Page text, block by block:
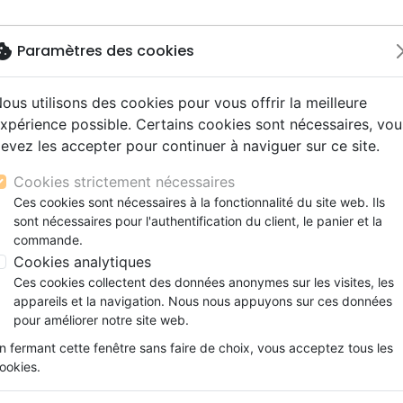
Nouveautés Bibles
gros caractères
d'étude
de mariage
Nouveaux Testaments
Evangiles et extraits
Bibles langues étrangères
Livres
Audio
Couple, famille, individu
Enfants
Formation
Jeunesse
adultes
CD Jeunesse
CD Isräel
Noël, Musique de fête
CD Enfants
spectacles
conférences
Films, fiction
Histoires vraies,
Commerce équitable
Accessoires de Bible
VIVRE LE TEMPS DE PAQUES - CELEBRER LA
VIVRE LE TEMPS DE PAQUES -
DE JESUS
Wesley Hill
RéférenceEXC0595 EAN9782755005950
Description
Le Christ est ressuscité ! Il est
Paramètres des cookies
utilisons des cookies pour vous offrir la meilleure
possible. Certains cookies sont nécessaires,
les accepter pour continuer à naviguer sur ce site.
Cookies strictement nécessaires
Ces cookies sont nécessaires à la fonctionnalité du site web. Ils
sont nécessaires pour l'authentification du client, le panier et la
commande.
Cookies analytiques
Ces cookies collectent des données anonymes sur les visites, les
appareils et la navigation. Nous nous appuyons sur ces données
pour améliorer notre site web.
fermant cette fenêtre sans faire de choix, vous acceptez tous les